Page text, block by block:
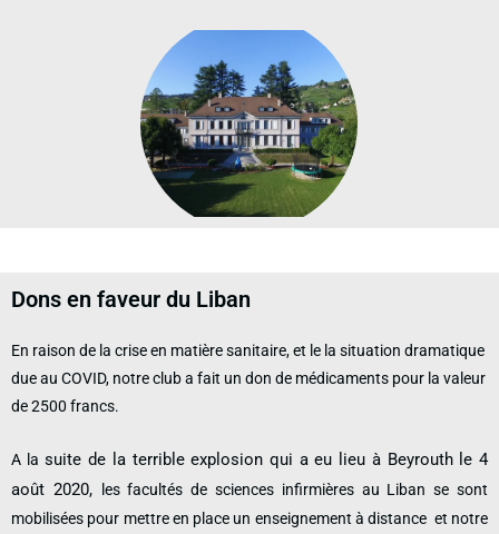
Dons en faveur du Liban
En raison de la crise en matière sanitaire, et le la situation dramatique
due au COVID, notre club a fait un don de médicaments pour la valeur
de 2500 francs.
A la suite de la terrible explosion qui a eu lieu à Beyrouth le 4
août 2020,
lesfacultés de sciences infirmières au Libanse sont
mobilisées pour mettre en place un enseignement à distance et notre